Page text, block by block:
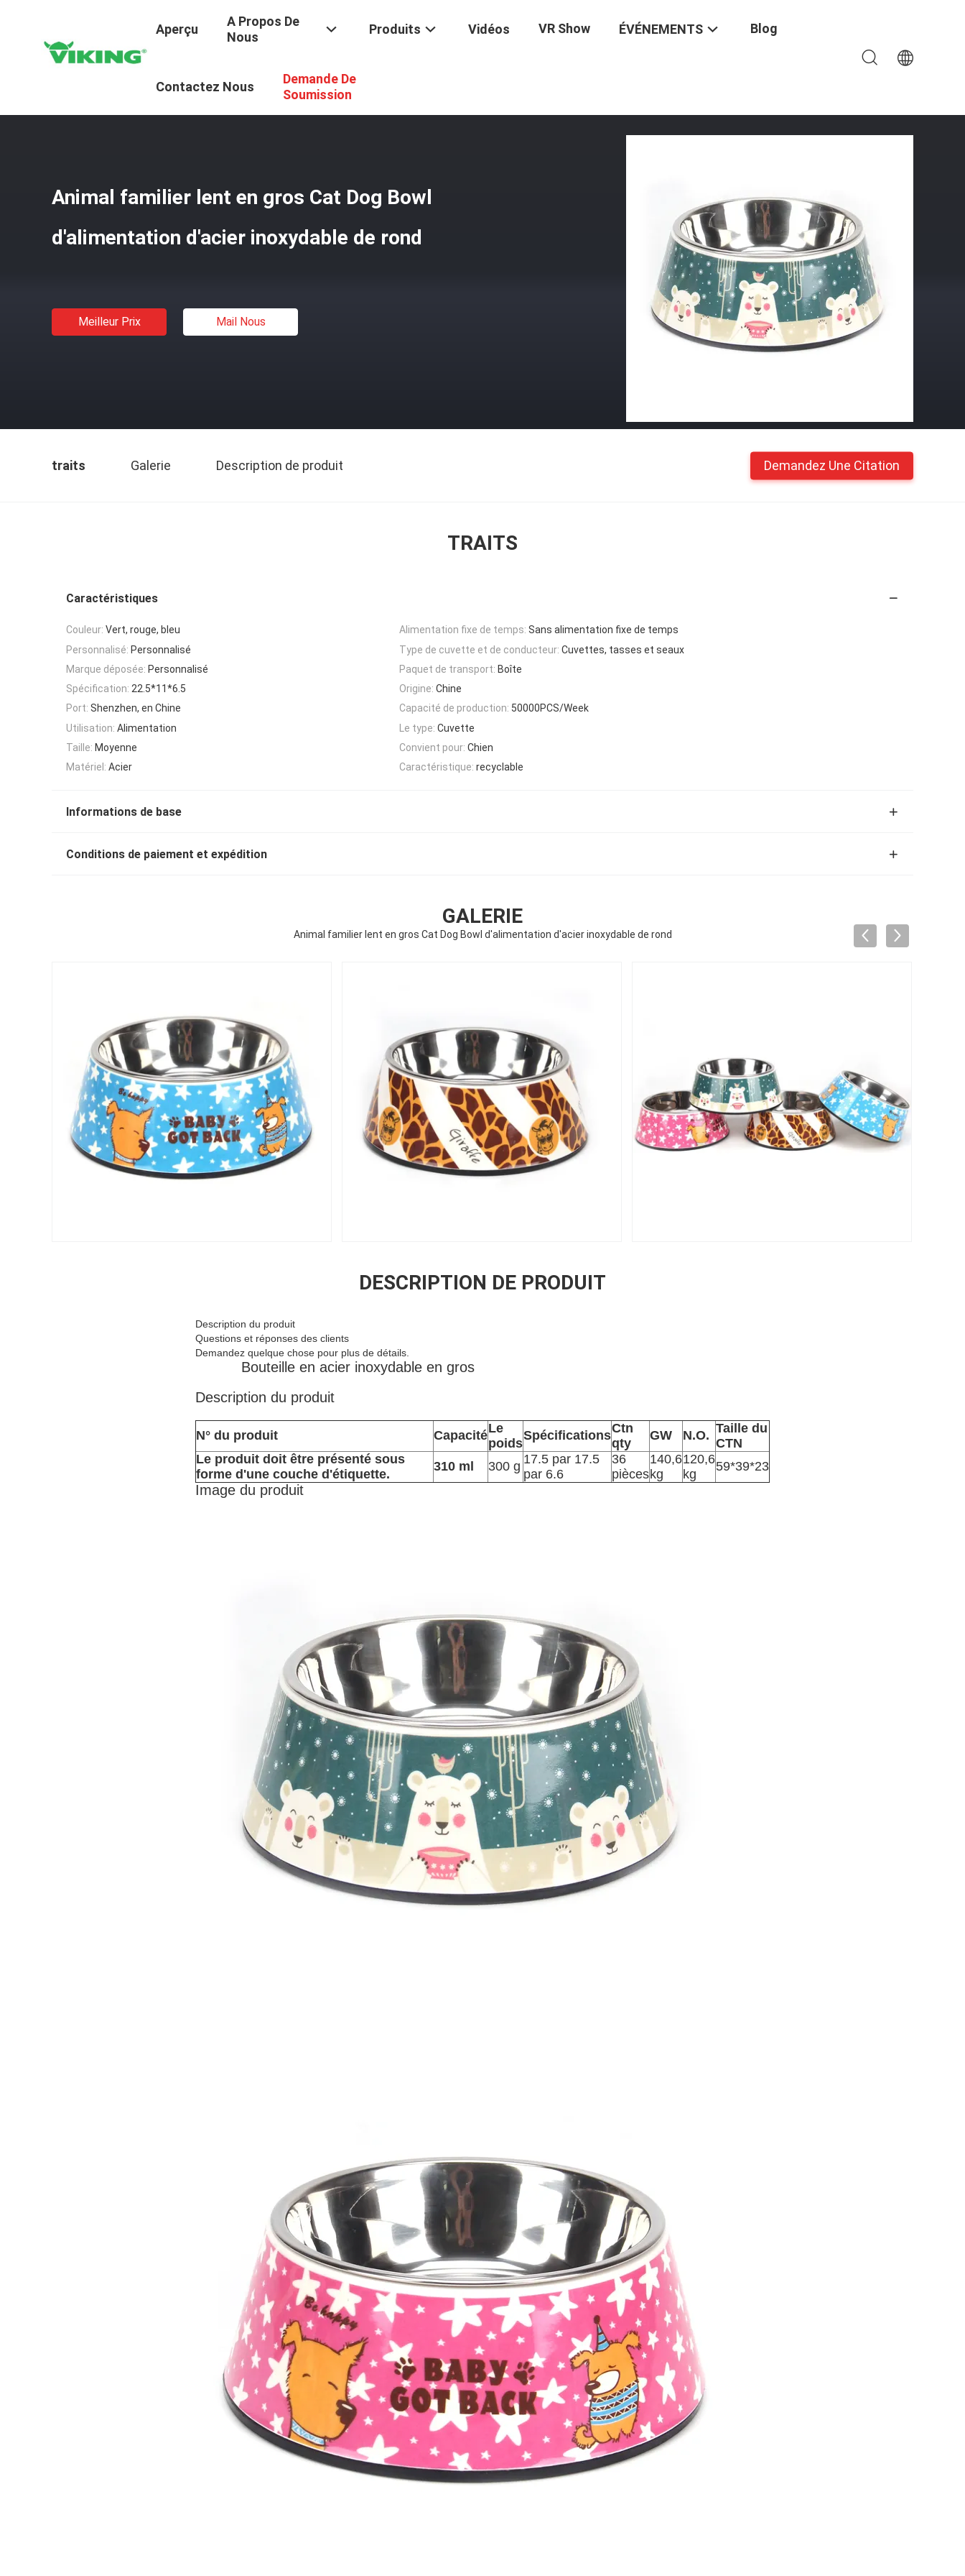
Aperçu
A Propos De
Nous
Produits Vidéos VR Show ÉVÉNEMENTS Blog
Contactez Nous
Demande De
Soumission
Animal Familier Lent En Gros Cat Dog Bowl D'alimentation D'acier Inoxydable De Rond
Animal familier lent en gros Cat Dog Bowl
d'alimentation d'acier inoxydable de rond
Meilleur Prix Mail Nous
traits Galerie Description de produit Demandez Une Citation
TRAITS
Caractéristiques
Couleur: Vert, rouge, bleu Alimentation fixe de temps: Sans alimentation fixe de temps
Personnalisé: Personnalisé Type de cuvette et de conducteur: Cuvettes, tasses et seaux
Marque déposée: Personnalisé Paquet de transport: Boîte
Spécification: 22.5*11*6.5 Origine: Chine
Port: Shenzhen, en Chine Capacité de production: 50000PCS/Week
Utilisation: Alimentation Le type: Cuvette
Taille: Moyenne Convient pour: Chien
Matériel: Acier Caractéristique: recyclable
Informations de base
Conditions de paiement et expédition
GALERIE
Animal familier lent en gros Cat Dog Bowl d'alimentation d'acier inoxydable de rond
DESCRIPTION DE PRODUIT
Description du produit
Questions et réponses des clients
Demandez quelque chose pour plus de détails.
Bouteille en acier inoxydable en gros
Description du produit
N° du produit CapacitéLe
poids
SpécificationsCtn
qty
GW N.O. Taille du
CTN
Le produit doit être présenté sous
forme d'une couche d'étiquette.
310 ml 300 g 17.5 par 17.5
par 6.6
36
pièces
140,6
kg
120,6
kg
59*39*23
Image du produit